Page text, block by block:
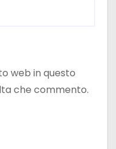
web in questo
che commento.